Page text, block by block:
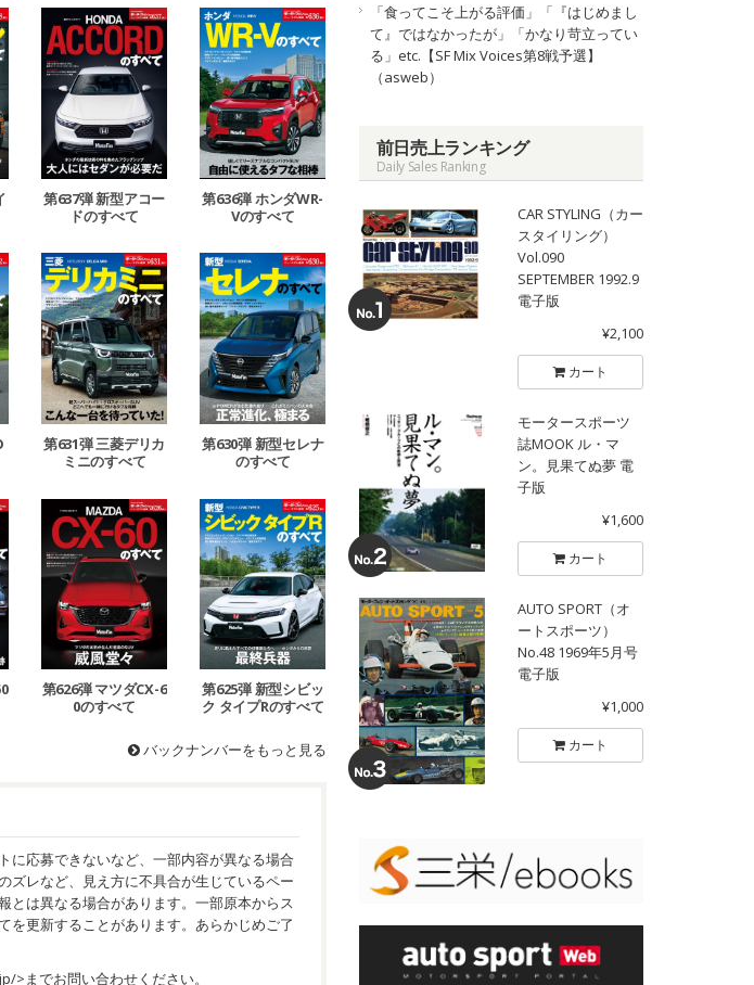
第637弾 新型アコー
ドのすべて
第636弾 ホンダWR-
Vのすべて
第631弾 三菱デリカ
ミニのすべて
第630弾 新型セレナ
のすべて
第626弾 マツダCX-6
0のすべて
第625弾 新型シビッ
ク タイプRのすべて
バックナンバーをもっと見る
に応募できないなど、一部内容が異なる場合
ズレなど、見え方に不具合が生じているペー
とは異なる場合があります。一部原本からス
を更新することがあります。あらかじめご了
>までお問い合わせください。
「食ってこそ上がる評価」「『はじめまし
て』ではなかったが」「かなり苛立ってい
る」etc.【SF Mix Voices第8戦予選】
（asweb）
前日売上ランキング
Daily Sales Ranking
CAR STYLING（カー
スタイリング）
Vol.090
SEPTEMBER 1992.9
電子版
¥2,100
カート
モータースポーツ
誌MOOK ル・マ
ン。見果てぬ夢 電
子版
¥1,600
カート
AUTO SPORT（オ
ートスポーツ）
No.48 1969年5月号
電子版
¥1,000
カート